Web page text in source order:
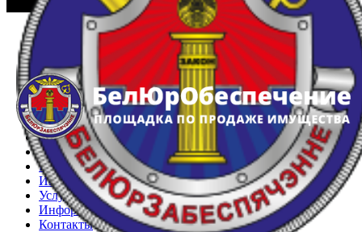
Главная
Арестованное имущество
Реестр несостоявшихся торгов
Реестр переоценок
Частное имущество
Государственное имущество
Интернет-магазин
Интернет-витрина
Услуги
Информация
Контакты